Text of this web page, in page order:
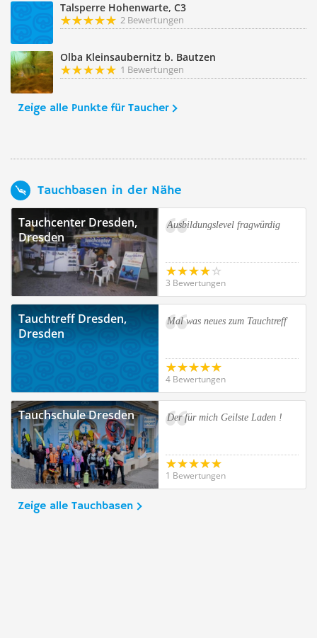
Talsperre Hohenwarte, C3
2 Bewertungen
Olba Kleinsaubernitz b. Bautzen
1 Bewertungen
Zeige alle Punkte für Taucher
Tauchbasen in der Nähe
Tauchcenter Dresden,
Dresden
Ausbildungslevel fragwürdig
3 Bewertungen
Tauchtreff Dresden,
Dresden
Mal was neues zum Tauchtreff
4 Bewertungen
Tauchschule Dresden Der für mich Geilste Laden !
1 Bewertungen
Zeige alle Tauchbasen